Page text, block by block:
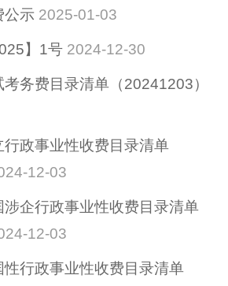
公示 2025-01-03
】1号 2024-12-30
务费目录清单（20241203）
行政事业性收费目录清单
12-03
涉企行政事业性收费目录清单
12-03
性行政事业性收费目录清单